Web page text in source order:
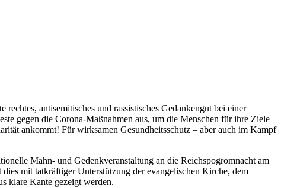
antisemitisches und rassistisches Gedankengut bei einer
gegen die Corona-Maßnahmen aus, um die Menschen für ihre Ziele
ankommt! Für wirksamen Gesundheitsschutz – aber auch im Kampf
Mahn- und Gedenkveranstaltung an die Reichspogromnacht am
mit tatkräftiger Unterstützung der evangelischen Kirche, dem
klare Kante gezeigt werden.